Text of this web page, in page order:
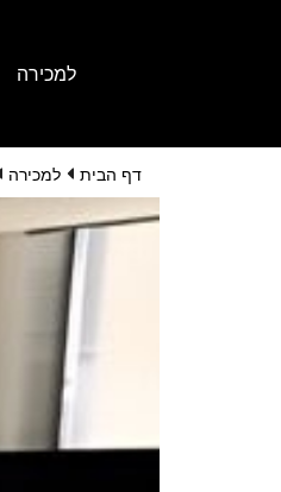
למכירה
דף הבית למכירה